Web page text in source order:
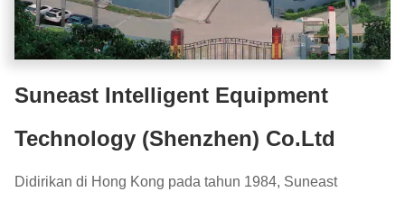
Suneast Intelligent Equipment
Technology (Shenzhen) Co.Ltd
Didirikan di Hong Kong pada tahun 1984, Suneast